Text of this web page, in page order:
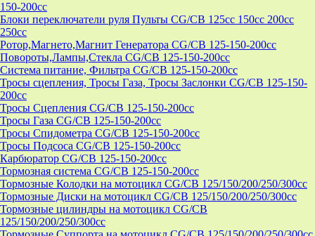
150-200cc
Блоки переключатели руля Пульты CG/CB 125cc 150cc 200cc
250cc
Ротор,Магнето,Магнит Генератора CG/CB 125-150-200cc
Повороты,Лампы,Стекла CG/CB 125-150-200cc
Система питание, Фильтра CG/CB 125-150-200cc
Тросы сцепления, Тросы Газа, Тросы Заслонки CG/CB 125-150-
200cc
Тросы Сцепления CG/CB 125-150-200cc
Тросы Газа CG/CB 125-150-200cc
Тросы Спидометра CG/CB 125-150-200cc
Тросы Подсоса CG/CB 125-150-200cc
Карбюратор CG/CB 125-150-200cc
Тормозная система CG/CB 125-150-200cc
Тормозные Колодки на мотоцикл CG/CB 125/150/200/250/300cc
Тормозные Диски на мотоцикл CG/CB 125/150/200/250/300cc
Тормозные цилиндры на мотоцикл CG/CB
125/150/200/250/300cc